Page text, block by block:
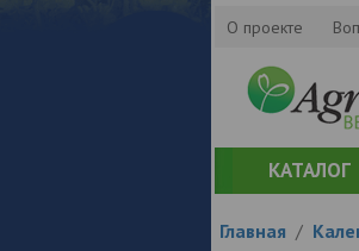
О проекте
КАТАЛОГ
Главная /